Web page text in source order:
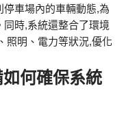
車場內的車輛動態,為
時,系統還整合了環境
照明、電力等狀況,優化
何確保系統